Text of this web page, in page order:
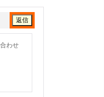
わせ